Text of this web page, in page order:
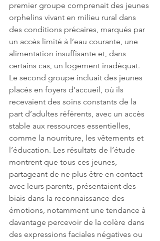
premier groupe comprenait des jeunes
orphelins vivant en milieu rural dans
des conditions précaires, marqués par
un accès limité à l’eau courante, une
alimentation insuffisante et, dans
certains cas, un logement inadéquat.
Le second groupe incluait des jeunes
placés en foyers d’accueil, où ils
recevaient des soins constants de la
part d’adultes référents, avec un accès
stable aux ressources essentielles,
comme la nourriture, les vêtements et
l’éducation. Les résultats de l’étude
montrent que tous ces jeunes,
partageant de ne plus être en contact
avec leurs parents, présentaient des
biais dans la reconnaissance des
émotions, notamment une tendance à
davantage percevoir de la colère dans
des expressions faciales négatives ou